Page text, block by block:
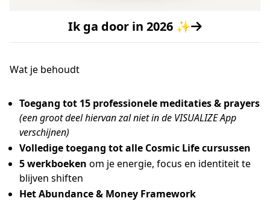
Ik ga door in 2026 ✨
Wat je behoudt
Toegang tot 15 professionele meditaties & prayers
(een groot deel hiervan zal niet in de VISUALIZE App
verschijnen)
Volledige toegang tot alle Cosmic Life cursussen
5 werkboeken om je energie, focus en identiteit te
blijven shiften
Het Abundance & Money Framework